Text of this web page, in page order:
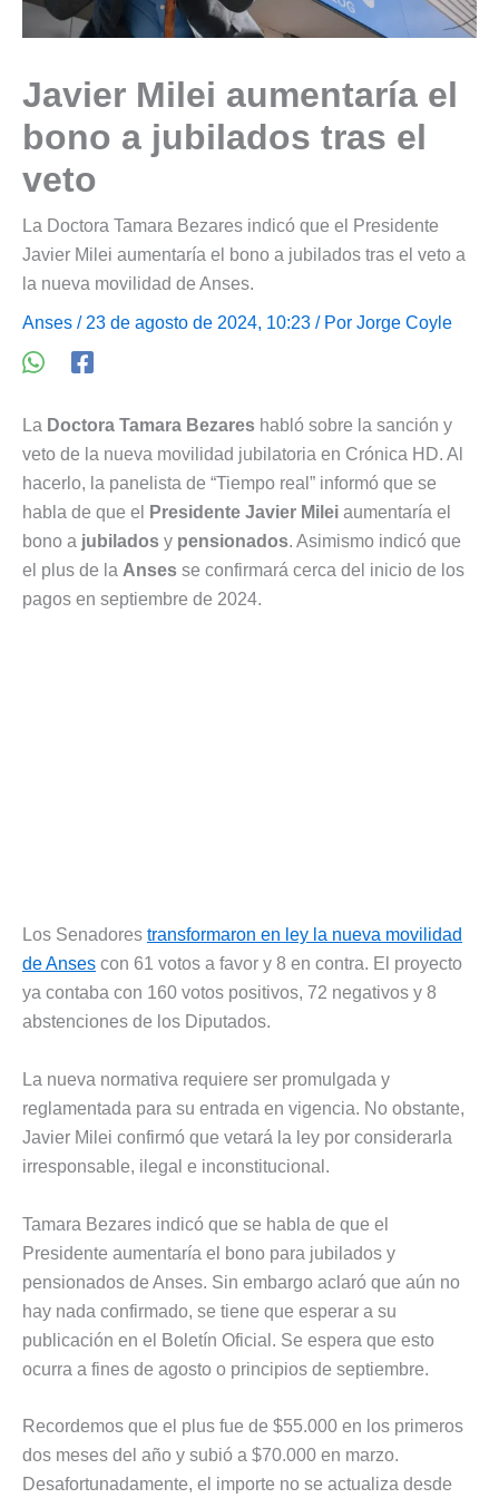
Javier Milei aumentaría el
bono a jubilados tras el
veto
La Doctora Tamara Bezares indicó que el Presidente
Javier Milei aumentaría el bono a jubilados tras el veto a
la nueva movilidad de Anses.
Anses / 23 de agosto de 2024, 10:23 / Por Jorge Coyle
La Doctora Tamara Bezares habló sobre la sanción y
veto de la nueva movilidad jubilatoria en Crónica HD. Al
hacerlo, la panelista de “Tiempo real” informó que se
habla de que el
Presidente Javier Milei aumentaría el
bono a jubilados y pensionados. Asimismo indicó que
el plus de la Anses se confirmará cerca del inicio de los
pagos en septiembre de 2024.
Los Senadores transformaron en ley la nueva movilidad
de Anses con 61 votos a favor y 8 en contra. El proyecto
ya contaba con 160 votos positivos, 72 negativos y 8
abstenciones de los Diputados.
La nueva normativa requiere ser promulgada y
reglamentada para su entrada en vigencia. No obstante,
Javier Milei confirmó que vetará la ley por considerarla
irresponsable, ilegal e inconstitucional.
Tamara Bezares indicó que se habla de que el
Presidente aumentaría el bono para jubilados y
pensionados de Anses. Sin embargo aclaró que aún no
hay nada confirmado, se tiene que esperar a su
publicación en el Boletín Oficial. Se espera que esto
ocurra a fines de agosto o principios de septiembre.
Recordemos que el plus fue de $55.000 en los primeros
dos meses del año y subió a $70.000 en marzo.
Desafortunadamente, el importe no se actualiza desde